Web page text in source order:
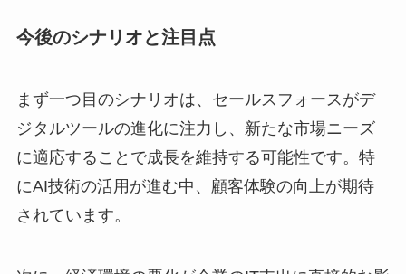
今後のシナリオと注目点
まず一つ目のシナリオは、セールスフォースがデ
ジタルツールの進化に注力し、新たな市場ニーズ
に適応することで成長を維持する可能性です。特
にAI技術の活用が進む中、顧客体験の向上が期待
されています。